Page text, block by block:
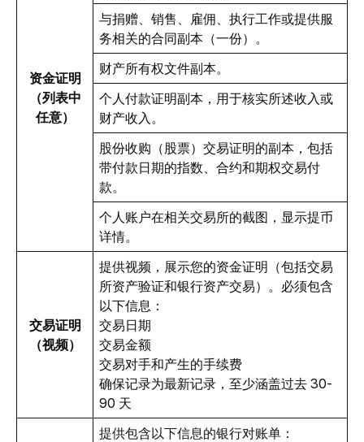
资金证明
（列表中
任意）
与捐赠、销售、雇佣、执行工作或提供服
务相关的合同副本（一份）。
财产所有权文件副本。
个人付款证明副本，用于核实所述收入或
财产收入。
股份收购（股票）交易证明的副本，包括
带付款日期的指数、合约和期权交易付
款。
个人账户在相关交易所的截图，显示提币
详情。
交易证明
（视频）
提供视频，展示您的资金证明（包括交易
所资产验证和银行资产交易）。必须包含
以下信息：
交易日期
交易金额
交易对手和产生的手续费
确保记录为最新记录，至少涵盖过去 30-
90 天
提供包含以下信息的银行对账单：